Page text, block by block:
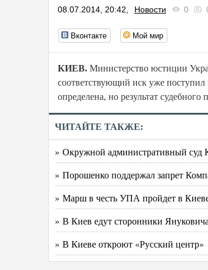
08.07.2014, 20:42, Новости 0
Вконтакте Мой мир
КИЕВ. Министерство юстиции
соответствующий иск уже
определена, но результат судебного
ЧИТАЙТЕ ТАКЖЕ:
» Окружной административный суд
» Порошенко поддержал запрет
» Марш в честь УПА пройдет в
» В Киев едут сторонники Януковича
» В Киеве откроют «Русский центр»